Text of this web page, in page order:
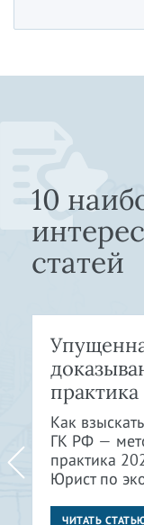
10
статей
Как
ГК РФ —
практика
Юрист по
ЧИТАТЬ